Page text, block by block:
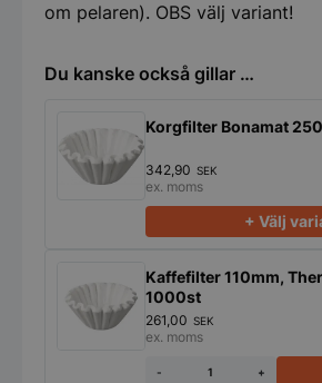
om pelaren). OBS välj variant!
Du kanske också gillar …
Korgfilter Bonamat
342,90 SEK
ex. moms
+ Välj
Kaffefilter 110mm,
1000st
261,00 SEK
ex. moms
- +